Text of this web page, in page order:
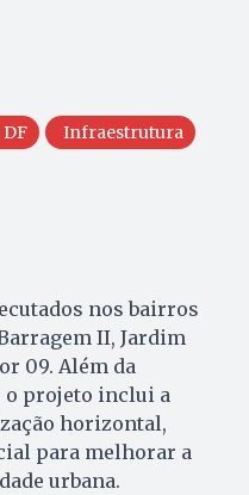
Infraestrutura
nos bairros
II, Jardim
09. Além da
o projeto inclui a
horizontal,
para melhorar a
urbana.